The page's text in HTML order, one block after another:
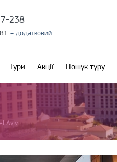
238
– додатковий
Тури Акції Пошук туру
Aviv